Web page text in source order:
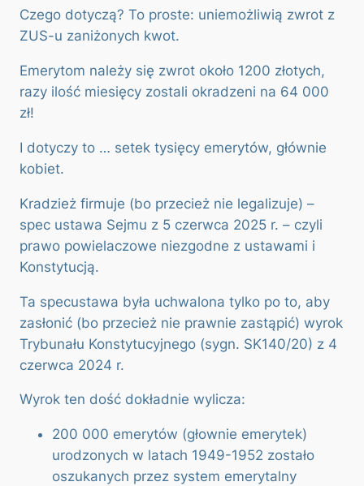
Czego dotyczą? To proste: uniemożliwią zwrot z
ZUS-u zaniżonych kwot.
Emerytom należy się zwrot około 1200 złotych,
razy ilość miesięcy zostali okradzeni na 64 000
zł!
I dotyczy to … setek tysięcy emerytów, głównie
kobiet.
Kradzież firmuje (bo przecież nie legalizuje) –
spec ustawa Sejmu z 5 czerwca 2025 r. – czyli
prawo powielaczowe niezgodne z ustawami i
Konstytucją.
Ta specustawa była uchwalona tylko po to, aby
zasłonić (bo przecież nie prawnie zastąpić) wyrok
Trybunału Konstytucyjnego (sygn. SK140/20) z 4
czerwca 2024 r.
Wyrok ten dość dokładnie wylicza:
200 000 emerytów (głownie emerytek)
urodzonych w latach 1949-1952 zostało
oszukanych przez system emerytalny